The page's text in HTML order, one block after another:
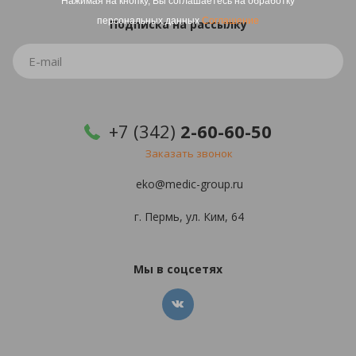
персональных данныхСоглашение
Подпискана рассылку
+7 (342) 2-60-60-50
Заказать звонок
eko@medic-group.ru
г. Пермь, ул. Ким, 64
Мы в соцсетях